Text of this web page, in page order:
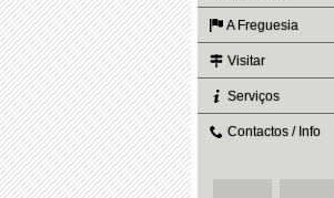
A Freguesia
Visitar
Serviços
Contactos / Info